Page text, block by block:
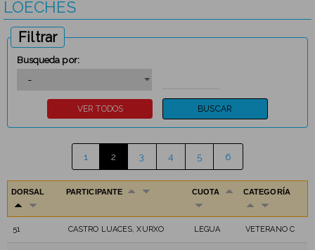
LOECHES
Filtrar
Busqueda por:
1 2 3 4 5 6
DORSAL PARTICIPANTE CUOTA CATEGORÍA
51 CASTRO LUACES, XURXO LEGUA VETERANO C